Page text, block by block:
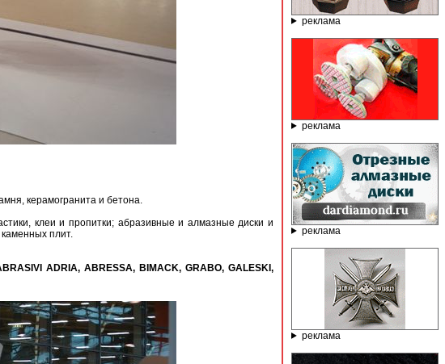
керамогранита и бетона.
клеи и пропитки; абразивные и алмазные диски и
плит.
ADRIA, ABRESSA, BIMACK, GRABO, GALESKI,
реклама
реклама
реклама
реклама